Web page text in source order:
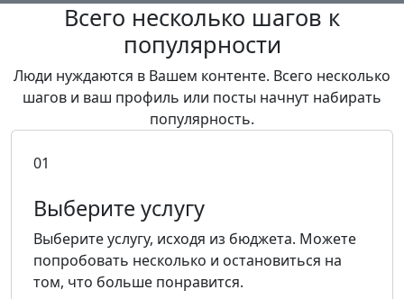
Всего несколько шагов к
популярности
Люди нуждаются в Вашем контенте. Всего несколько
шагов и ваш профиль или посты начнут набирать
популярность.
01
Выберите услугу
Выберите услугу, исходя из бюджета. Можете
попробовать несколько и остановиться на
том, что больше понравится.